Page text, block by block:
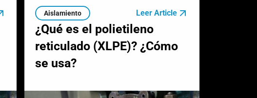
Aislamiento Leer Article
¿Qué es el polietileno
reticulado (XLPE)? ¿Cómo
se usa?